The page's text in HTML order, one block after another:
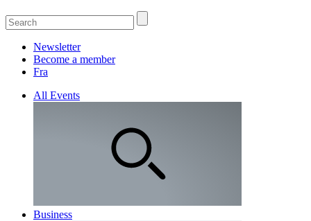
Newsletter
Become a member
Fra
All Events
Business